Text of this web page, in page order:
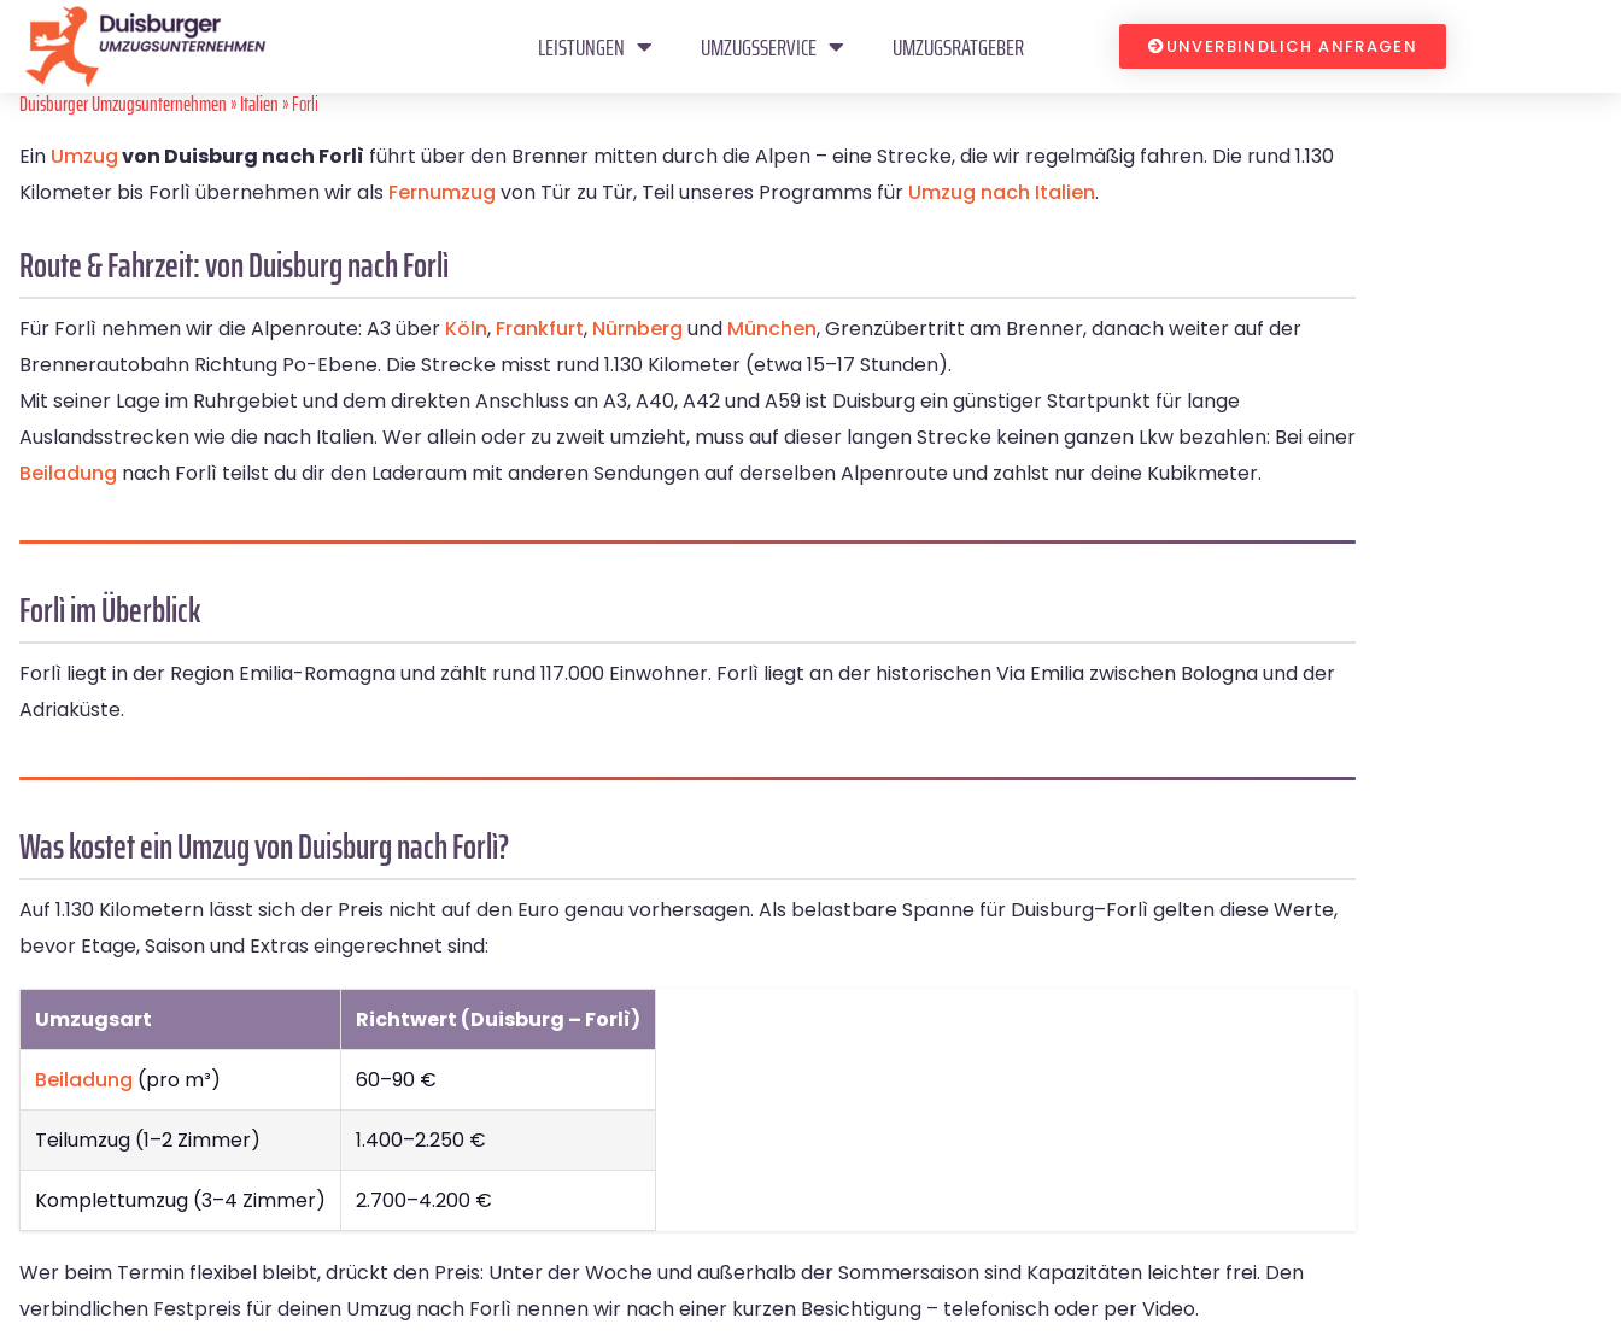
LEISTUNGEN UMZUGSSERVICE UMZUGSRATGEBER UNVERBINDLICH ANFRAGEN
Duisburger Umzugsunternehmen»Italien» Forli
Ein Umzugvon Duisburg nach Forlì führt über den Brenner mitten durch die Alpen – eine Strecke, die wir regelmäßig fahren. Die rund 1.130
Kilometer bis Forlì übernehmen wir als Fernumzug von Tür zu Tür, Teil unseres Programms für Umzug nach Italien.
Route & Fahrzeit: von Duisburg nach Forlì
Für Forlì nehmen wir die Alpenroute: A3 über Köln, Frankfurt, Nürnberg und München, Grenzübertritt am Brenner, danach weiter auf der
Brennerautobahn Richtung Po-Ebene. Die Strecke misst rund 1.130 Kilometer (etwa 15–17 Stunden).
Mit seiner Lage im Ruhrgebiet und dem direkten Anschluss an A3, A40, A42 und A59 ist Duisburg ein günstiger Startpunkt für lange
Auslandsstrecken wie die nach Italien. Wer allein oder zu zweit umzieht, muss auf dieser langen Strecke keinen ganzen Lkw bezahlen: Bei einer
Beiladung nach Forlì teilst du dir den Laderaum mit anderen Sendungen auf derselben Alpenroute und zahlst nur deine Kubikmeter.
Forlì im Überblick
Forlì liegt in der Region Emilia-Romagna und zählt rund 117.000 Einwohner. Forlì liegt an der historischen Via Emilia zwischen Bologna und der
Adriaküste.
Was kostet ein Umzug von Duisburg nach Forlì?
Auf 1.130 Kilometern lässt sich der Preis nicht auf den Euro genau vorhersagen. Als belastbare Spanne für Duisburg–Forlì gelten diese Werte,
bevor Etage, Saison und Extras eingerechnet sind:
Umzugsart Richtwert (Duisburg – Forlì)
Beiladung (pro m³) 60–90 €
Teilumzug (1–2 Zimmer) 1.400–2.250 €
Komplettumzug (3–4 Zimmer) 2.700–4.200 €
Wer beim Termin flexibel bleibt, drückt den Preis: Unter der Woche und außerhalb der Sommersaison sind Kapazitäten leichter frei. Den
verbindlichen Festpreis für deinen Umzug nach Forlì nennen wir nach einer kurzen Besichtigung – telefonisch oder per Video.